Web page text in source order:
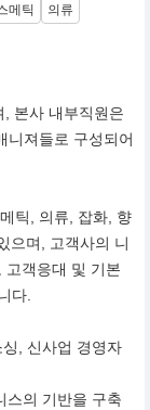
메틱
의류
본사 내부직원은
니져들로 구성되어
틱, 의류, 잡화, 향
으며, 고객사의 니
고객응대 및 기본
다.
, 신사업 경영자
스의 기반을 구축